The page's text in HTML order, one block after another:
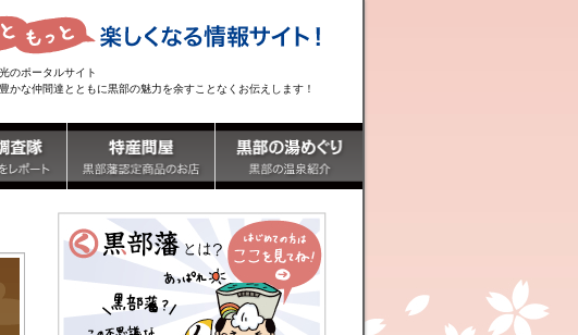
のポータルサイト
かな仲間達とともに黒部の魅力を余すことなくお伝えします！